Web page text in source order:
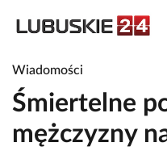
Wiadomości
Śmiertelne
mężczyzny